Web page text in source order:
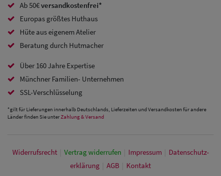
Großgrößen
(63-65 cm)
Ab 50€versandkostenfrei*
Europas größtes Huthaus
Hüte aus eigenem Atelier
Beratung durch Hutmacher
Über 160 Jahre Expertise
Münchner Familien- Unternehmen
SSL-Verschlüsselung
*gilt für Lieferungen innerhalb Deutschlands, Lieferzeiten und Versandkosten für andere
Länder finden Sie unterZahlung & Versand
Widerrufs­recht Vertrag widerrufen Impressum
Daten­schutz­
erklärung
AGB Kontakt